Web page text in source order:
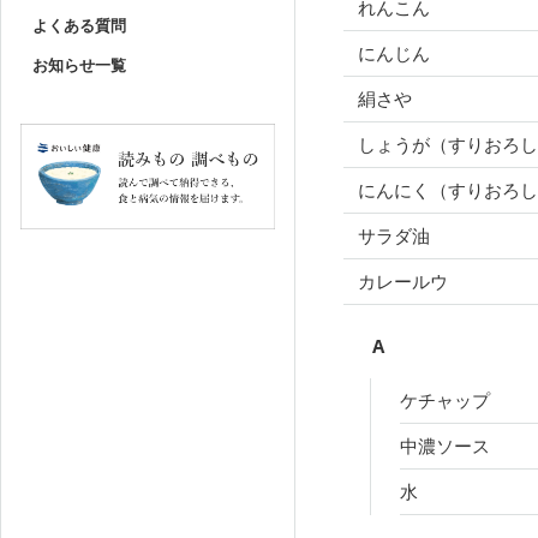
よくある質問
お知らせ一覧
れんこん
にんじん
絹さや
しょうが（すりおろ
にんにく（すりおろ
サラダ油
カレールウ
A
ケチャップ
中濃ソース
水